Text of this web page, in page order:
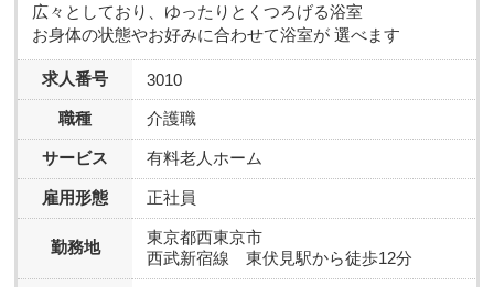
広々としており、ゆったりとくつろげる浴室
お身体の状態やお好みに合わせて浴室が 選べます
求人番号 3010
職種 介護職
サービス 有料老人ホーム
雇用形態 正社員
勤務地
東京都西東京市
西武新宿線 東伏見駅から徒歩12分